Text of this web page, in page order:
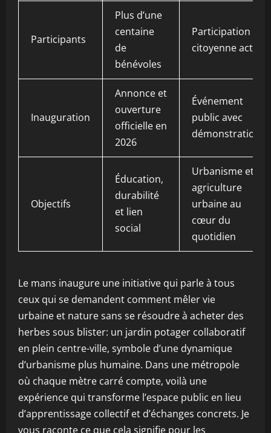
Participants
Plus d’une
centaine
de
bénévoles
Participation
citoyenne active
Inauguration
Annonce et
ouverture
officielle en
2026
Événement
public avec
démonstrations
Objectifs
Éducation,
durabilité
et lien
social
Urbanisme et
agriculture
urbaine au
cœur du
quotidien
Le mans inaugure une initiative qui parle à tous
ceux qui se demandent comment mêler vie
urbaine et nature sans se résoudre à acheter des
herbes sous blister: un jardin potager collaboratif
en plein centre-ville, symbole d’une dynamique
d’urbanisme plus humaine. Dans une métropole
où chaque mètre carré compte, voilà une
expérience qui transforme l’espace public en lieu
d’apprentissage collectif et d’échanges concrets. Je
vous raconte ce que cela signifie pour les